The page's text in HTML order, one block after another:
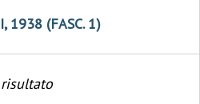
1938 (FASC. 1)